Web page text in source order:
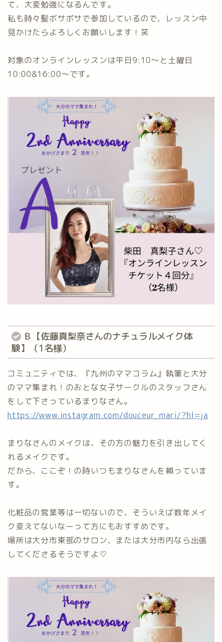
て、大変勉強になるんです。
私も時々髪ボサボサで参加しているので、レッスン中
見かけたらよろしくお願いします！笑⁡
対象のオンラインレッスンは平日9:10〜と土曜日
10:00&16:00〜です。
Ｂ【佐藤真梨奈さんのナチュラルメイク体
験】（1名様）⁡
コミュニティでは、『九州のママコラム』執筆と大分
のママ集まれ！のおとな女子サークルのスタッフさん
をして下さっているまりなさん。
https://www.instagram.com/douceur_mari/?hl=ja
まりなさんのメイクは、その方の魅力を引き出してく
れるメイクです。
だから、ここぞ！の時いつもまりなさんを頼っていま
す。
化粧品の営業等は一切ないので、そういえば数年メイ
ク変えてないなーって方にもおすすめです。
場所は大分市東部のサロン、または大分市内なら出張
してくださるそうですよ♡